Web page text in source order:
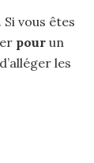
. Si vous êtes
pour un
les